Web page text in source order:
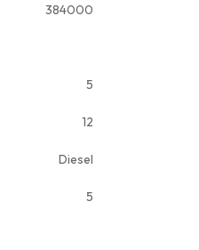
384000
5
12
Diesel
5